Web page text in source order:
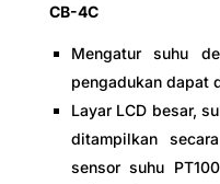
CB-4C
Mengatur suhu
pengadukan dapat
Layar LCD besar,
ditampilkan
sensor suhu